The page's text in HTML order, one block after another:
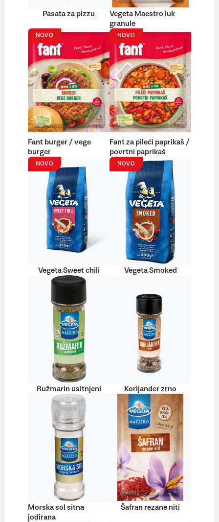
Pasata za pizzu
Vegeta Maestro luk
granule
NOVO
Fant burger / vege
burger
NOVO
Fant za pileći paprikaš /
povrtni paprikaš
NOVO
Vegeta Sweet chili
NOVO
Vegeta Smoked
Ružmarin usitnjeni Korijander zrno
Morska sol sitna
jodirana
Šafran rezane niti